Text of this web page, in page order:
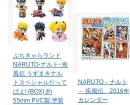
ぷちきゃらランド
NARUTO-ナルト- 疾
風伝 うずまきナル
トスペシャルだって
ばよ! (BOX) 約
55mm PVC製 塗装
NARUTO－ナルト
－ 疾風伝 2016年
カレンダー